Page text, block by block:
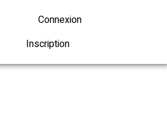
Connexion
Inscription